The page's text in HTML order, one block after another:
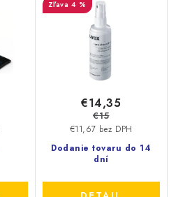
9698/3
4 %
Dodanie tovaru do 14
dní
€11,67 bez DPH
€14,35
€15